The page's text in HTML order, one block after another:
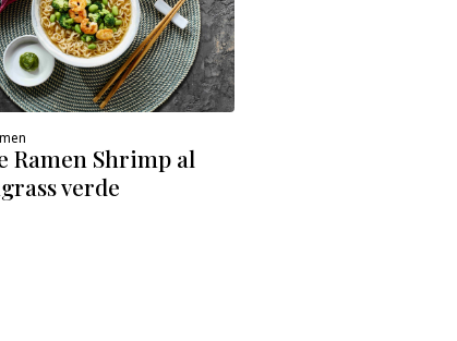
Ramen Shrimp al
verde